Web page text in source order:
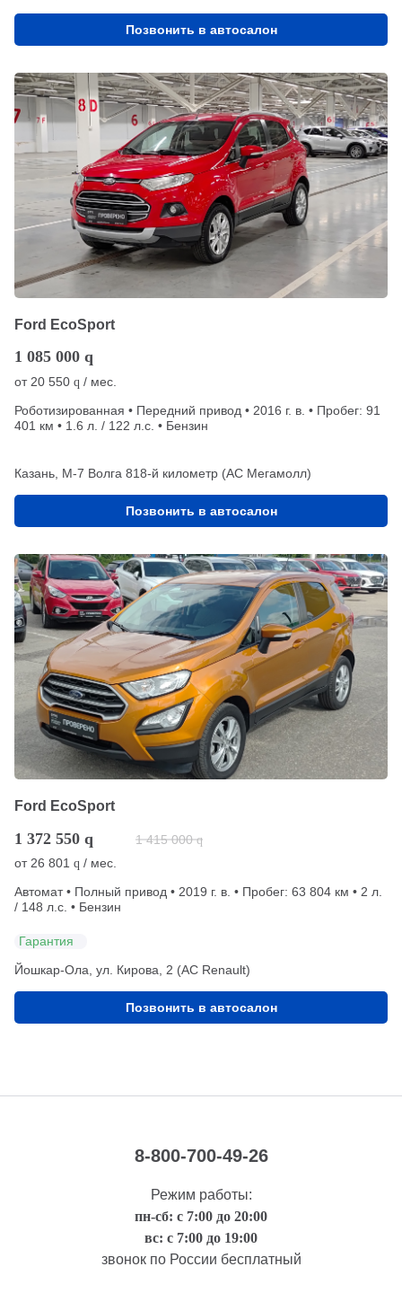
Позвонить в автосалон
Ford EcoSport
1 085 000 q
от 20 550 q / мес.
Роботизированная • Передний привод • 2016 г. в. • Пробег: 91
401 км • 1.6 л. / 122 л.с. • Бензин
Казань, М-7 Волга 818-й километр (АС Мегамолл)
Позвонить в автосалон
Ford EcoSport
1 372 550 q 1 415 000 q
от 26 801 q / мес.
Автомат • Полный привод • 2019 г. в. • Пробег: 63 804 км • 2 л.
/ 148 л.с. • Бензин
Гарантия
Йошкар-Ола, ул. Кирова, 2 (АС Renault)
Позвонить в автосалон
8-800-700-49-26
Режим работы:
пн-сб: с 7:00 до 20:00
вс: с 7:00 до 19:00
звонок по России бесплатный